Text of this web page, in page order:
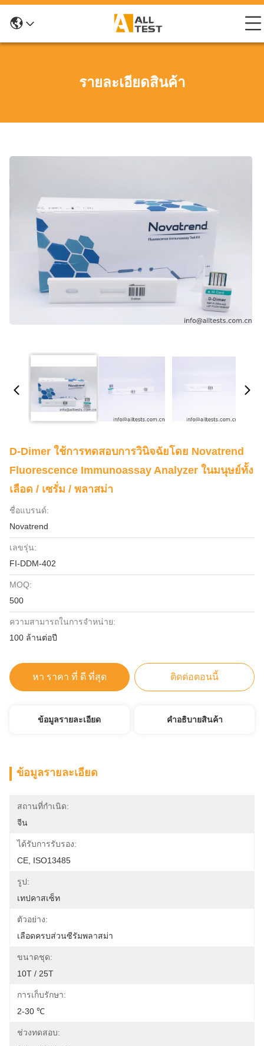
รายละเอียดสินค้า
D-Dimer ใช้การทดสอบการวินิจฉัยโดย Novatrend
Fluorescence Immunoassay Analyzer ในมนุษย์ทั้ง
เลือด / เซรั่ม / พลาสม่า
ชื่อแบรนด์:
Novatrend
เลขรุ่น:
FI-DDM-402
MOQ:
500
ความสามารถในการจําหน่าย:
100 ล้านต่อปี
หา ราคา ที่ ดี ที่สุด ติดต่อตอนนี้
ข้อมูลรายละเอียด คําอธิบายสินค้า
ข้อมูลรายละเอียด
สถานที่กำเนิด:
จีน
ได้รับการรับรอง:
CE, ISO13485
รูป:
เทปคาสเซ็ท
ตัวอย่าง:
เลือดครบส่วนซีรัมพลาสม่า
ขนาดชุด:
10T / 25T
การเก็บรักษา:
2-30 ℃
ช่วงทดสอบ: